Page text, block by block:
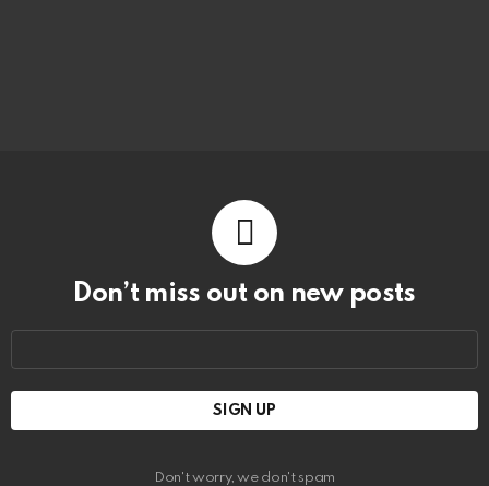
Don’t miss out on new posts
Don't worry, we don't spam